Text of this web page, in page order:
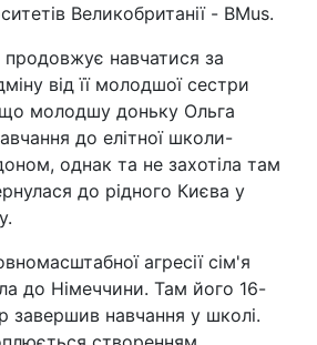
Великобританії - BMus.
продовжує навчатися за
від її молодшої сестри
що молодшу доньку Ольга
до елітної школи-
однак та не захотіла там
до рідного Києва у
агресії сім'я
до Німеччини. Там його 16-
завершив навчання у школі.